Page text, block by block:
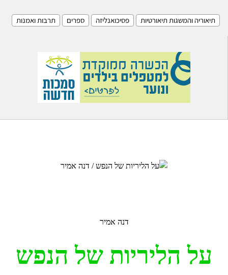
תיאוריה והמשגות תיאורטיות פסיכואנליזה ספרים תרבות ואמנות
דנה אמיר
על הליריות של הנפש